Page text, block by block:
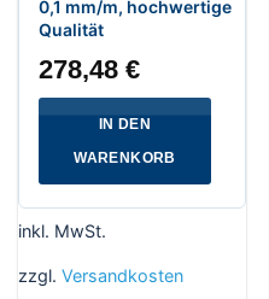
0,1 mm/m, hochwertige
Qualität
278,48€
IN DEN
WARENKORB
inkl. MwSt.
zzgl. Versandkosten